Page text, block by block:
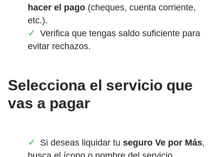
hacer el pago (cheques, cuenta corriente,
etc.).
Verifica que tengas saldo suficiente para
evitar rechazos.
Selecciona el servicio que
vas a pagar
Si deseas liquidar tu seguro Ve por Más,